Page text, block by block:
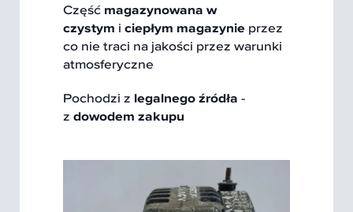
Część magazynowana w
czystym i ciepłym magazynie przez
co nie traci na jakości przez warunki
atmosferyczne
Pochodzi z legalnego źródła -
z dowodem zakupu